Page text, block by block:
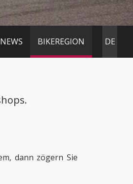
DE
NEWS BIKEREGION
dann zögern Sie